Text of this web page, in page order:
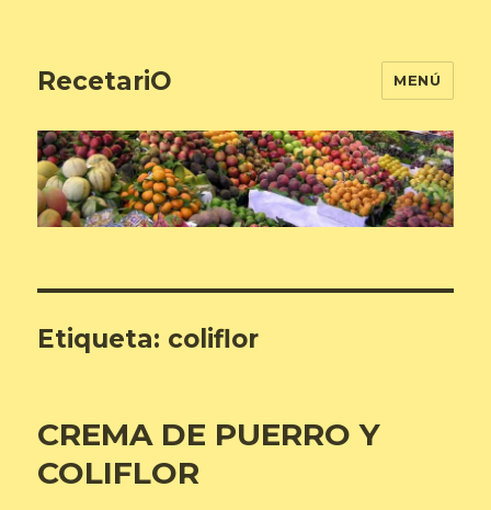
RecetariO MENÚ
Etiqueta: coliflor
CREMA DE PUERRO Y
COLIFLOR